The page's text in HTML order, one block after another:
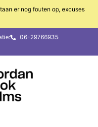
er nog fouten op, excuses
06-29766935